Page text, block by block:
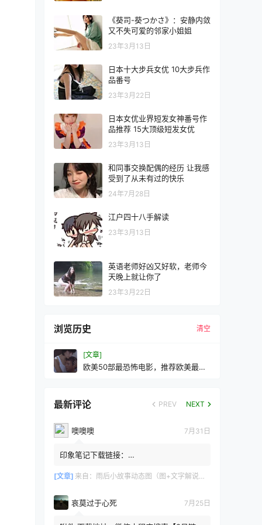
《葵司-葵つかさ》：安静内敛
又不失可爱的邻家小姐姐
23年3月13日
日本十大步兵女优 10大步兵作
品番号
23年3月22日
日本女优业界短发女神番号作
品推荐 15大顶级短发女优
23年3月13日
和同事交换配偶的经历 让我感
受到了从未有过的快乐
24年7月28日
江户四十八手解读
23年3月13日
英语老师好凶又好软，老师今
天晚上就让你了
23年3月22日
浏览历史 清空
[文章]
欧美50部最恐怖电影，推荐欧美最恐
最新评论 PREV NEXT
噢噢噢 7月31日
印象笔记下载链接：
[文章] 来自： 雨后小故事动态图（图+文字解说版）
哀莫过于心死 7月25日